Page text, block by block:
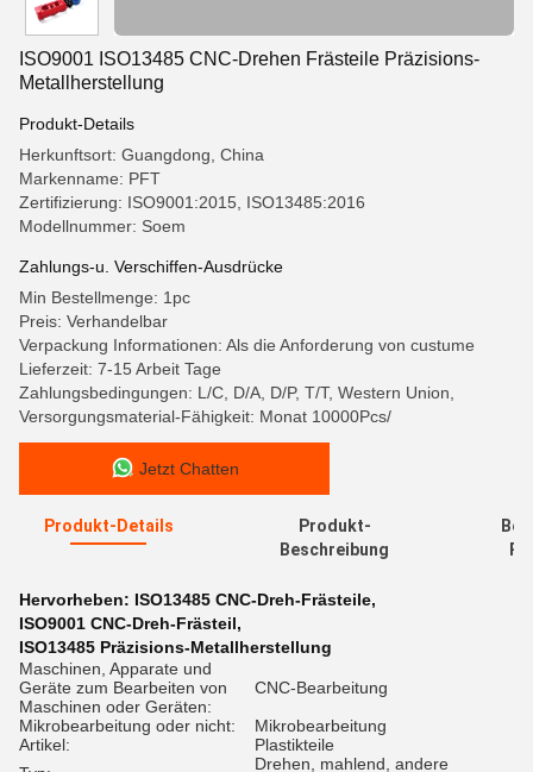
ISO9001 ISO13485 CNC-Drehen Frästeile Präzisions-
Metallherstellung
Produkt-Details
Herkunftsort: Guangdong, China
Markenname: PFT
Zertifizierung: ISO9001:2015, ISO13485:2016
Modellnummer: Soem
Zahlungs-u. Verschiffen-Ausdrücke
Min Bestellmenge: 1pc
Preis: Verhandelbar
Verpackung Informationen: Als die Anforderung von custume
Lieferzeit: 7-15 Arbeit Tage
Zahlungsbedingungen: L/C, D/A, D/P, T/T, Western Union,
Versorgungsmaterial-Fähigkeit: Monat 10000Pcs/
Jetzt Chatten
Produkt-Details
Produkt-
Beschreibung
Hervorheben: ISO13485 CNC-Dreh-Frästeile,
ISO9001 CNC-Dreh-Frästeil,
ISO13485 Präzisions-Metallherstellung
Maschinen, Apparate und
Geräte zum Bearbeiten von
Maschinen oder Geräten:
CNC-Bearbeitung
Mikrobearbeitung oder nicht:
Mikrobearbeitung
Artikel:
Plastikteile
Drehen, mahlend, andere